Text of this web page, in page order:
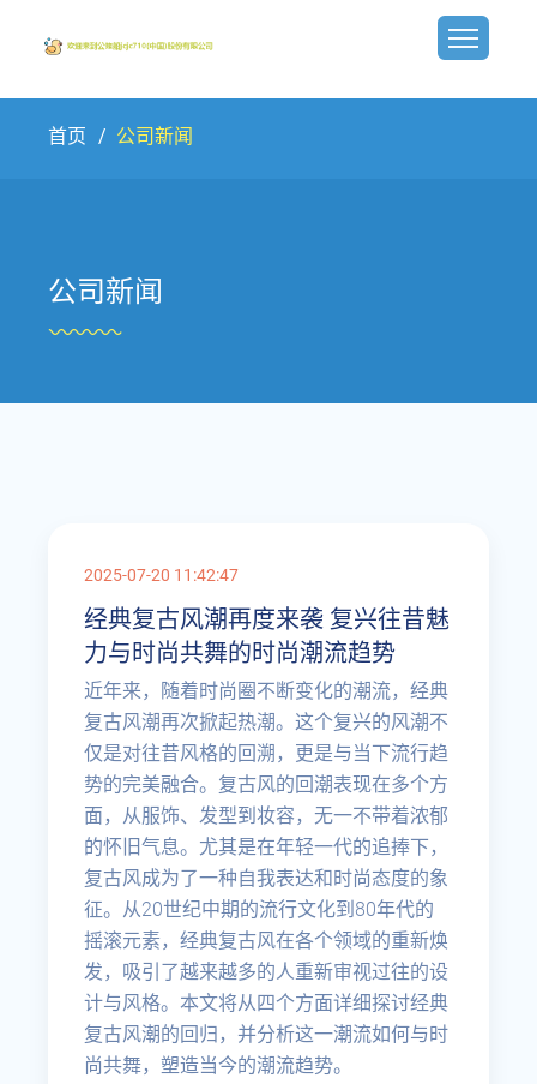
首页 公司新闻
公司新闻
2025-07-20 11:42:47
经典复古风潮再度来袭 复兴往昔魅
力与时尚共舞的时尚潮流趋势
近年来，随着时尚圈不断变化的潮流，经典
复古风潮再次掀起热潮。这个复兴的风潮不
仅是对往昔风格的回溯，更是与当下流行趋
势的完美融合。复古风的回潮表现在多个方
面，从服饰、发型到妆容，无一不带着浓郁
的怀旧气息。尤其是在年轻一代的追捧下，
复古风成为了一种自我表达和时尚态度的象
征。从20世纪中期的流行文化到80年代的
摇滚元素，经典复古风在各个领域的重新焕
发，吸引了越来越多的人重新审视过往的设
计与风格。本文将从四个方面详细探讨经典
复古风潮的回归，并分析这一潮流如何与时
尚共舞，塑造当今的潮流趋势。